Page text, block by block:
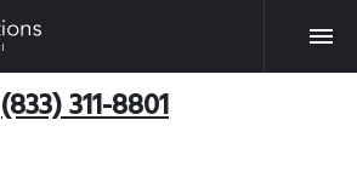
(833) 311-8801